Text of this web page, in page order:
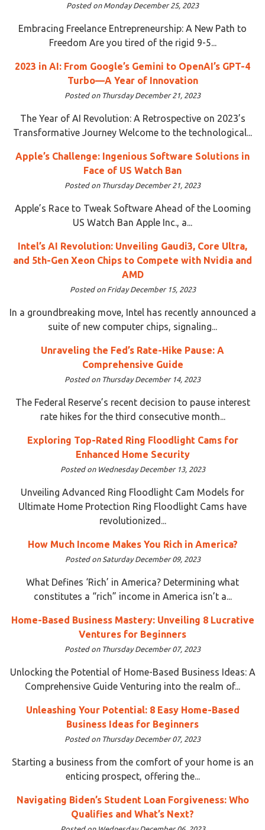
Posted on Monday December 25, 2023
Embracing Freelance Entrepreneurship: A New Path to
Freedom Are you tired of the rigid 9-5...
2023 in AI: From Google’s Gemini to OpenAI’s GPT-4
Turbo—A Year of Innovation
Posted on Thursday December 21, 2023
The Year of AI Revolution: A Retrospective on 2023’s
Transformative Journey Welcome to the technological...
Apple’s Challenge: Ingenious Software Solutions in
Face of US Watch Ban
Posted on Thursday December 21, 2023
Apple’s Race to Tweak Software Ahead of the Looming
US Watch Ban Apple Inc., a...
Intel’s AI Revolution: Unveiling Gaudi3, Core Ultra,
and 5th-Gen Xeon Chips to Compete with Nvidia and
AMD
Posted on Friday December 15, 2023
In a groundbreaking move, Intel has recently announced a
suite of new computer chips, signaling...
Unraveling the Fed’s Rate-Hike Pause: A
Comprehensive Guide
Posted on Thursday December 14, 2023
The Federal Reserve’s recent decision to pause interest
rate hikes for the third consecutive month...
Exploring Top-Rated Ring Floodlight Cams for
Enhanced Home Security
Posted on Wednesday December 13, 2023
Unveiling Advanced Ring Floodlight Cam Models for
Ultimate Home Protection Ring Floodlight Cams have
revolutionized...
How Much Income Makes You Rich in America?
Posted on Saturday December 09, 2023
What Defines ‘Rich’ in America? Determining what
constitutes a “rich” income in America isn’t a...
Home-Based Business Mastery: Unveiling 8 Lucrative
Ventures for Beginners
Posted on Thursday December 07, 2023
Unlocking the Potential of Home-Based Business Ideas: A
Comprehensive Guide Venturing into the realm of...
Unleashing Your Potential: 8 Easy Home-Based
Business Ideas for Beginners
Posted on Thursday December 07, 2023
Starting a business from the comfort of your home is an
enticing prospect, offering the...
Navigating Biden’s Student Loan Forgiveness: Who
Qualifies and What’s Next?